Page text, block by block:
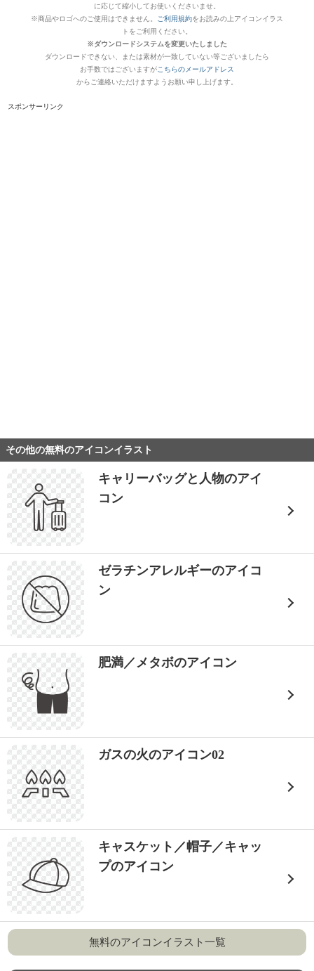
に応じて縮小してお使いくださいませ。
※商品やロゴへのご使用はできません。
ご利用規約をお読みの上アイコンイラス
トをご利用ください。
※ダウンロードシステムを変更いたしました
ダウンロードできない、または素材が一致していない等ございましたら
お手数ではございますがこちらのメールアドレス
からご連絡いただけますようお願い申し上げます。
スポンサーリンク
その他の無料のアイコンイラスト
キャリーバッグと人物のアイ
コン
ゼラチンアレルギーのアイコ
ン
肥満／メタボのアイコン
ガスの火のアイコン02
キャスケット／帽子／キャッ
プのアイコン
無料のアイコンイラスト一覧